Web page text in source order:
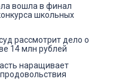
вошла в финал
школьных
рассмотрит дело о
14 млн рублей
наращивает